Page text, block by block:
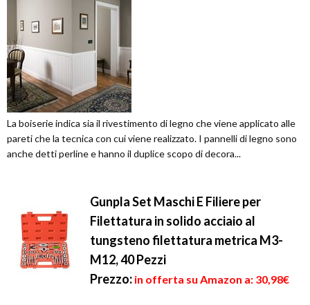
La boiserie indica sia il rivestimento di legno che viene applicato alle
pareti che la tecnica con cui viene realizzato. I pannelli di legno sono
anche detti perline e hanno il duplice scopo di decora...
Gunpla Set Maschi E Filiere per
Filettatura in solido acciaio al
tungsteno filettatura metrica M3-
M12, 40 Pezzi
Prezzo: in offerta su Amazon a: 30,98€